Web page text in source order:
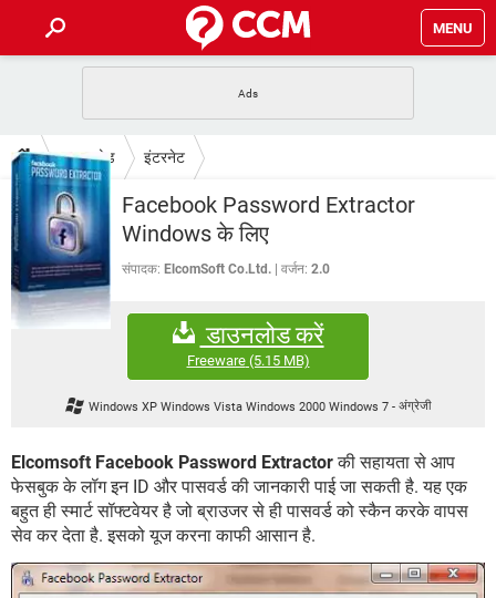
MENU
फोन पर अकाउंट बैलेंस चेक
WhatsApp Hack हो गया? Lucky Patcher यूज करें
टेक-स्पेशल
2020 के फ्री एंटीवायरस
बेस्ट फ्री ऑनलाइन गेम्स
डाउनलोड
Vidmate PUBG Mobile
WhatsRemoved+
FORUM
TikTok Account Freeze हो गया
एनसाइक्लोपीडिया
कंप्यूटर बस
डाउनलोड इंटरनेट
Facebook Password Extractor
Windows के लिए
संपादक: ElcomSoft Co.Ltd. वर्जन: 2.0
डाउनलोड करें
Freeware(5.15 MB)
Windows XP Windows Vista Windows 2000 Windows 7 - अंग्रेजी
Elcomsoft Facebook Password Extractorकी सहायता से आप
फेसबुक के लॉग इन ID और पासवर्ड की जानकारी पाई जा सकती है. यह एक
बहुत ही स्मार्ट सॉफ्टवेयर है जो ब्राउजर से ही पासवर्ड को स्कैन करके वापस
सेव कर देता है. इसको यूज करना काफी आसान है.